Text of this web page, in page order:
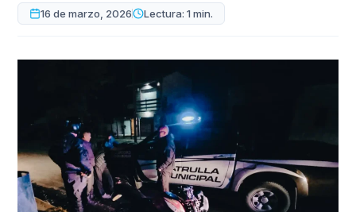
16 de marzo, 2026 Lectura: 1 min.